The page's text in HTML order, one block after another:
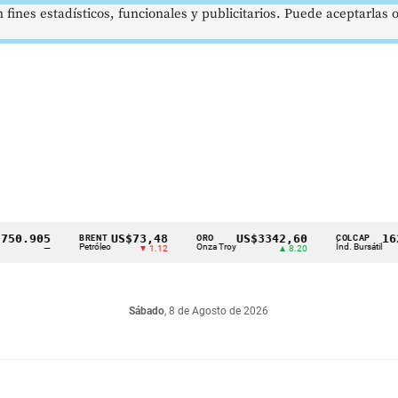
BRENT
Petróleo
US$73,48
▼ 1.12
ORO
Onza Troy
US$3342,60 COLCAP
Índ. Bursátil
Sábado, 8 de Agosto de 2026
estadísticos, funcionales y publicitarios. Puede aceptarlas